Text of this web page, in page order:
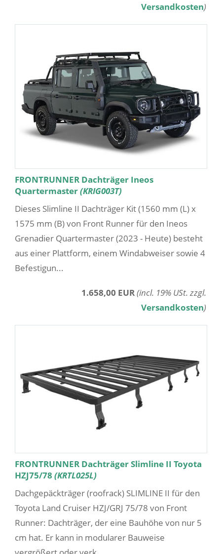
Versandkosten)
FRONTRUNNER Dachträger Ineos
Quartermaster(KRIG003T)
Dieses Slimline II Dachträger Kit (1560 mm (L) x
1575 mm (B) von Front Runner für den Ineos
Grenadier Quartermaster (2023 - Heute) besteht
aus einer Plattform, einem Windabweiser sowie 4
Befestigun...
1.658,00 EUR(incl. 19% USt. zzgl.
Versandkosten)
FRONTRUNNER Dachträger Slimline II Toyota
HZJ75/78 (KRTL025L)
Dachgepäckträger (roofrack) SLIMLINE II für den
Toyota Land Cruiser HZJ/GRJ 75/78 von Front
Runner: Dachträger, der eine Bauhöhe von nur 5
cm hat. Er kann in modularer Bauweise